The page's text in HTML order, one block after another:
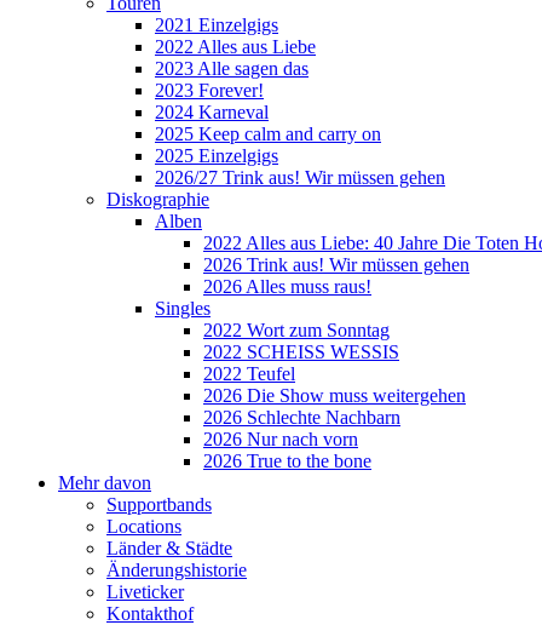
2021 Einzelgigs
2022 Alles aus Liebe
2023 Alle sagen das
2023 Forever!
2024 Karneval
2025 Keep calm and carry on
2025 Einzelgigs
2026/27 Trink aus! Wir müssen gehen
Diskographie
Alben
2022 Alles aus Liebe: 40 Jahre Die Toten
2026 Trink aus! Wir müssen gehen
2026 Alles muss raus!
Singles
2022 Wort zum Sonntag
2022 SCHEISS WESSIS
2022 Teufel
2026 Die Show muss weitergehen
2026 Schlechte Nachbarn
2026 Nur nach vorn
2026 True to the bone
Mehr davon
Supportbands
Locations
Länder & Städte
Änderungshistorie
Liveticker
Kontakthof